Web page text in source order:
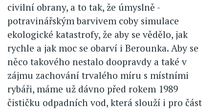
civilní obrany, a to tak, že úmyslně -
potravinářským barvivem coby simulace
ekologické katastrofy, že aby se vědělo, jak
rychle a jak moc se obarví i Berounka. Aby se
něco takového nestalo doopravdy a také v
zájmu zachování trvalého míru s místními
rybáři, máme už dávno před rokem 1989
čističku odpadních vod, která slouží i pro část